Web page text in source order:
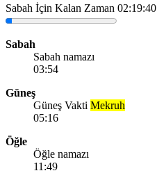
Sabah İçin Kalan Zaman 02:19:40
Sabah
Sabah namazı
03:54
Güneş
Güneş Vakti Mekruh
05:16
Öğle
Öğle namazı
11:49